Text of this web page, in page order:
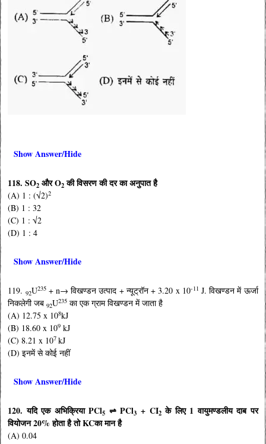
Show Answer/Hide
118. SO2 और O2की विसरण की दर का अनुपात है
(A) 1 : (√2)2
(B) 1 : 32
(C) 1 : √2
(D) 1 : 4
Show Answer/Hide
119. 92U235+ n→ विखण्डन उत्पाद + न्यूट्रॉन + 3.20 x 10-11 J. विखण्डन में ऊर्जा
निकलेगी जब92U235 का एक ग्राम विखण्डन में जाता है
(A) 12.75 x 108kJ
(B) 18.60 x 109 kJ
(C) 8.21 x 107kJ
(D) इनमें से कोई नहीं
Show Answer/Hide
120. यदि एक अभिक्रिया PCl5 ⇌ PCl3 + CI2के लिए 1 वायुमण्डलीय दाब पर
वियोजन 20% होता है तो KCका मान है
(A) 0.04